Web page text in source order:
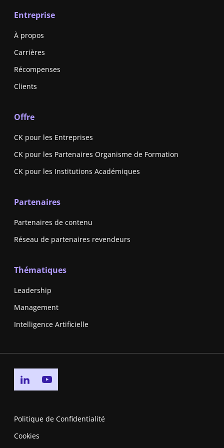
Entreprise
À propos
Carrières
Récompenses
Clients
Offre
CK pour les Entreprises
CK pour les Partenaires Organisme de Formation
CK pour les Institutions Académiques
Partenaires
Partenaires de contenu
Réseau de partenaires revendeurs
Thématiques
Leadership
Management
Intelligence Artificielle
Go to linkedin page
Politique de Confidentialité
Cookies